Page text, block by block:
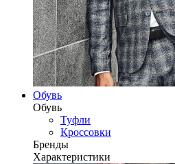
Обувь
Обувь
Туфли
Кроссовки
Бренды
Характеристики